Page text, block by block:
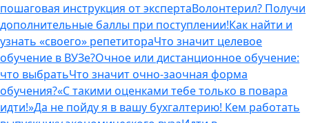
пошаговая инструкция от экспертаВолонтерил? Получи
дополнительные баллы при поступлении!Как найти и
узнать «своего» репетитораЧто значит целевое
обучение в ВУЗе?Очное или дистанционное обучение:
что выбратьЧто значит очно-заочная форма
обучения?«С такими оценками тебе только в повара
идти!»Да не пойду я в вашу бухгалтерию! Кем работать